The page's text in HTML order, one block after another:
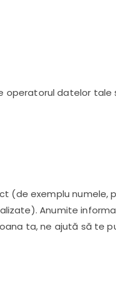
operatorul datelor tale
(de exemplu numele,
Anumite
ta, ne ajută să te